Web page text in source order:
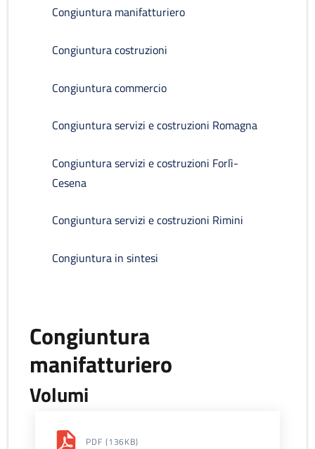
Congiuntura manifatturiero
Congiuntura costruzioni
Congiuntura commercio
Congiuntura servizi e costruzioni Romagna
Congiuntura servizi e costruzioni Forlì-
Cesena
Congiuntura servizi e costruzioni Rimini
Congiuntura in sintesi
Congiuntura
manifatturiero
Volumi
PDF (136KB)